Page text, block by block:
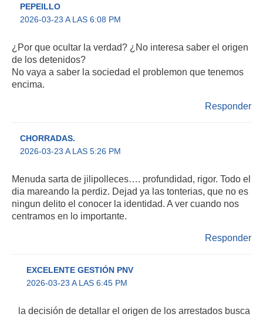
PEPEILLO
2026-03-23 A LAS 6:08 PM
¿Por que ocultar la verdad? ¿No interesa saber el origen
de los detenidos?
No vaya a saber la sociedad el problemon que tenemos
encima.
Responder
CHORRADAS.
2026-03-23 A LAS 5:26 PM
Menuda sarta de jilipolleces…. profundidad, rigor. Todo el
dia mareando la perdiz. Dejad ya las tonterias, que no es
ningun delito el conocer la identidad. A ver cuando nos
centramos en lo importante.
Responder
EXCELENTE GESTIÓN PNV
2026-03-23 A LAS 6:45 PM
la decisión de detallar el origen de los arrestados busca